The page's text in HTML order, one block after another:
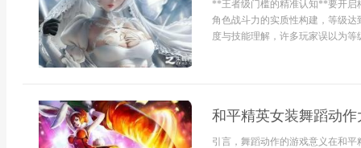
**王者级门槛的精准认知**要开启
角色战斗力的实质性构建，等级
度与技能理解，许多玩家误以为等
和平精英女装舞蹈动
引言，舞蹈动作的游戏意义在和